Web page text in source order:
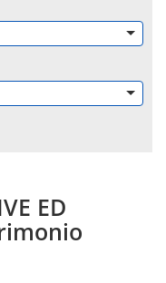
ED